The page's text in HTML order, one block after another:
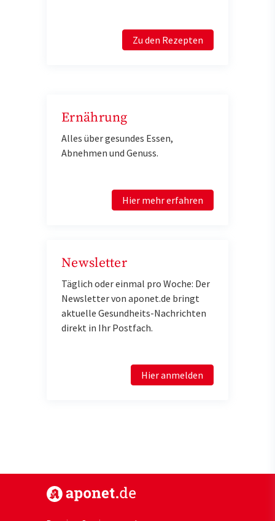
Zu den Rezepten
Ernährung
Alles über gesundes Essen,
Abnehmen und Genuss.
Hier mehr erfahren
Newsletter
Täglich oder einmal pro Woche: Der
Newsletter von aponet.de bringt
aktuelle Gesundheits-Nachrichten
direkt in Ihr Postfach.
Hier anmelden